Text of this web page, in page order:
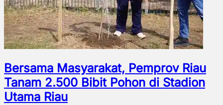
Bersama Masyarakat, Pemprov Riau
Tanam 2.500 Bibit Pohon di Stadion
Utama Riau